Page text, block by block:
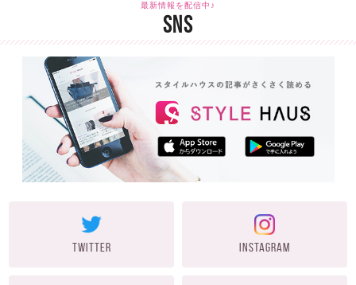
最新情報を配信中♪
SNS
TWITTER INSTAGRAM